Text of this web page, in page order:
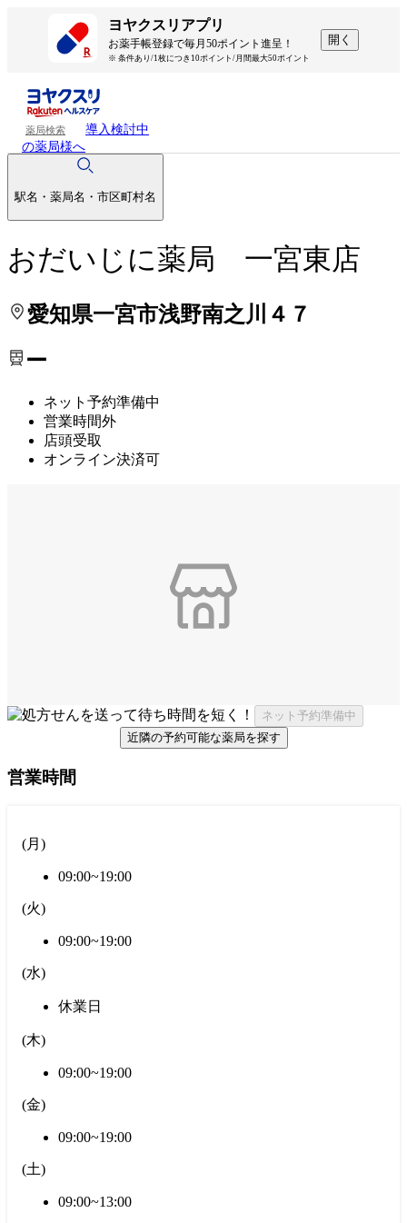
ヨヤクスリアプリ
お薬手帳登録で毎月50ポイント進呈！
※ 条件あり/1枚につき10ポイント/月間最大50ポイント
開く
薬局検索
導入検討中
の薬局様へ
駅名・薬局名・市区町村名
おだいじに薬局 一宮東店
愛知県一宮市浅野南之川４７
ー
ネット予約準備中
営業時間外
店頭受取
オンライン決済可
処方せんを送って待ち時間を短く！
ネット予約準備中
近隣の予約可能な薬局を探す
営業時間
(月 )
09:00~19:00
(火)
09:00~19:00
(水)
休業日
(木)
09:00~19:00
(金)
09:00~19:00
(土)
09:00~13:00
処方せんを送って待ち時間を短く！